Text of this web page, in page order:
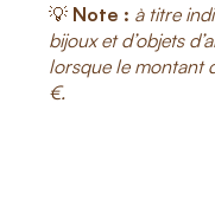
💡 Note : à titre
bijoux et d’objets
lorsque le montant
€.